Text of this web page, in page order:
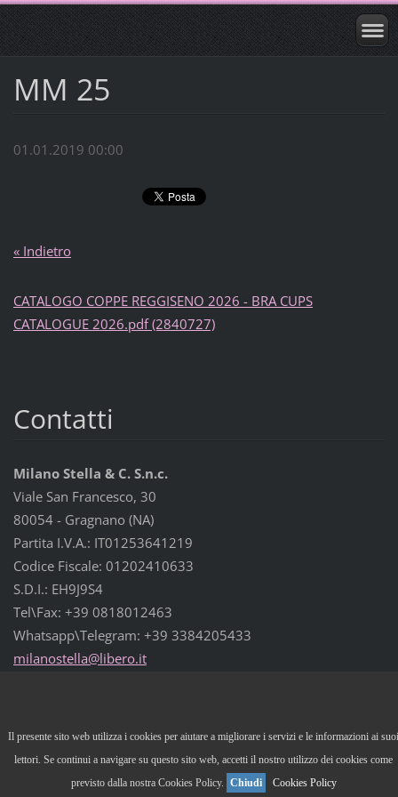
MM 25
01.01.2019 00:00
« Indietro
CATALOGO COPPE REGGISENO 2026 - BRA CUPS
CATALOGUE 2026.pdf (2840727)
Il presente sito web utilizza i cookies per aiutare a migliorare i servizi e le informazioni ai suoi
lettori. Se continui a navigare su questo sito web, accetti il nostro utilizzo dei cookies come
previsto dalla nostra Cookies Policy. Chiudi Cookies Policy
Contatti
Milano Stella & C. S.n.c.
Viale San Francesco, 30
80054 - Gragnano (NA)
Partita I.V.A.: IT01253641219
Codice Fiscale: 01202410633
S.D.I.: EH9J9S4
Tel\Fax: +39 0818012463
Whatsapp\Telegram: +39 3384205433
milanostella@libero.it
© 2012 Tutti i diritti riservati.